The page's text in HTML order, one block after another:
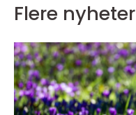
Flere nyheter